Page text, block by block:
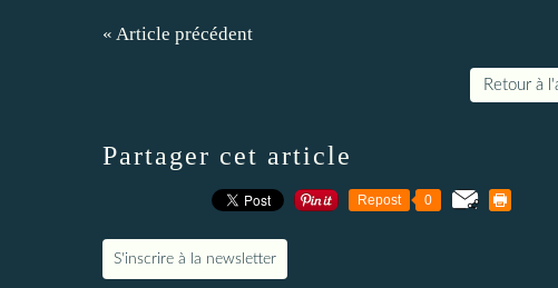
« Article précédent
Retour à
Partager cet article
Repost 0
S'inscrire à la newsletter